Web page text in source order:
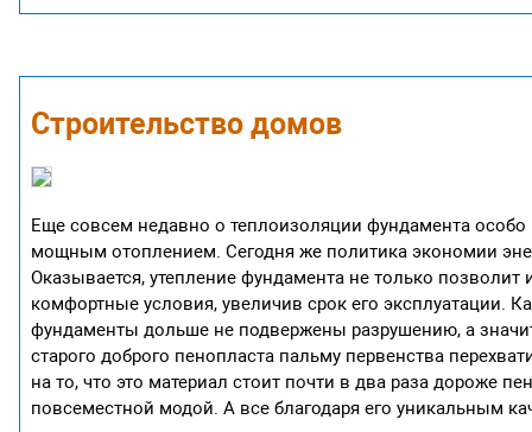
Строительство домов
Еще совсем недавно о теплоизоляции фундамента
мощным отоплением. Сегодня же политика экономии
Оказывается, утепление фундамента не только позволит
комфортные условия, увеличив срок его эксплуатации.
фундаменты дольше не подвержены разрушению, а
старого доброго пенопласта пальму первенства
на то, что это материал стоит почти в два раза дороже
повсеместной модой. А все благодаря его уникальным